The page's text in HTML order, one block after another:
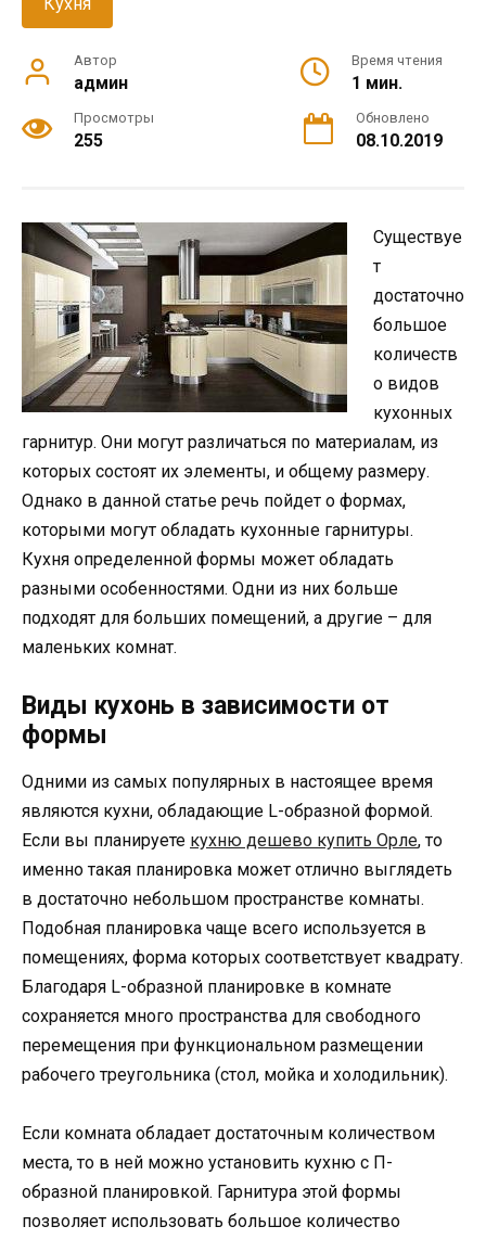
Автор
админ
Время чтения
1 мин.
Просмотры
255
Обновлено
08.10.2019
Существуе
т
достаточно
большое
количеств
о видов
кухонных
гарнитур. Они могут различаться по материалам, из
которых состоят их элементы, и общему размеру.
Однако в данной статье речь пойдет о формах,
которыми могут обладать кухонные гарнитуры.
Кухня определенной формы может обладать
разными особенностями. Одни из них больше
подходят для больших помещений, а другие – для
маленьких комнат.
Виды кухонь в зависимости от
формы
Одними из самых популярных в настоящее время
являются кухни, обладающие L-образной формой.
Если вы планируете кухню дешево купить Орле, то
именно такая планировка может отлично выглядеть
в достаточно небольшом пространстве комнаты.
Подобная планировка чаще всего используется в
помещениях, форма которых соответствует квадрату.
Благодаря L-образной планировке в комнате
сохраняется много пространства для свободного
перемещения при функциональном размещении
рабочего треугольника (стол, мойка и холодильник).
Если комната обладает достаточным количеством
места, то в ней можно установить кухню с П-
образной планировкой. Гарнитура этой формы
позволяет использовать большое количество